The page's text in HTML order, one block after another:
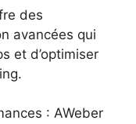
des
avancées qui
et d’optimiser
: AWeber